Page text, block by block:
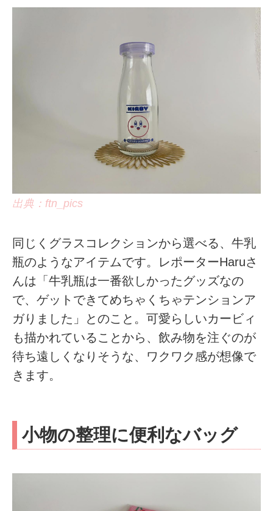
出典：ftn_pics
同じくグラスコレクションから選べる、牛乳
瓶のようなアイテムです。レポーターHaruさ
んは「牛乳瓶は一番欲しかったグッズなの
で、ゲットできてめちゃくちゃテンションア
ガりました」とのこと。可愛らしいカービィ
も描かれていることから、飲み物を注ぐのが
待ち遠しくなりそうな、ワクワク感が想像で
きます。
小物の整理に便利なバッグ